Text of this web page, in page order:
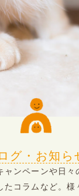
グ・お知ら
ャンペーンや日々
たコラムなど。様